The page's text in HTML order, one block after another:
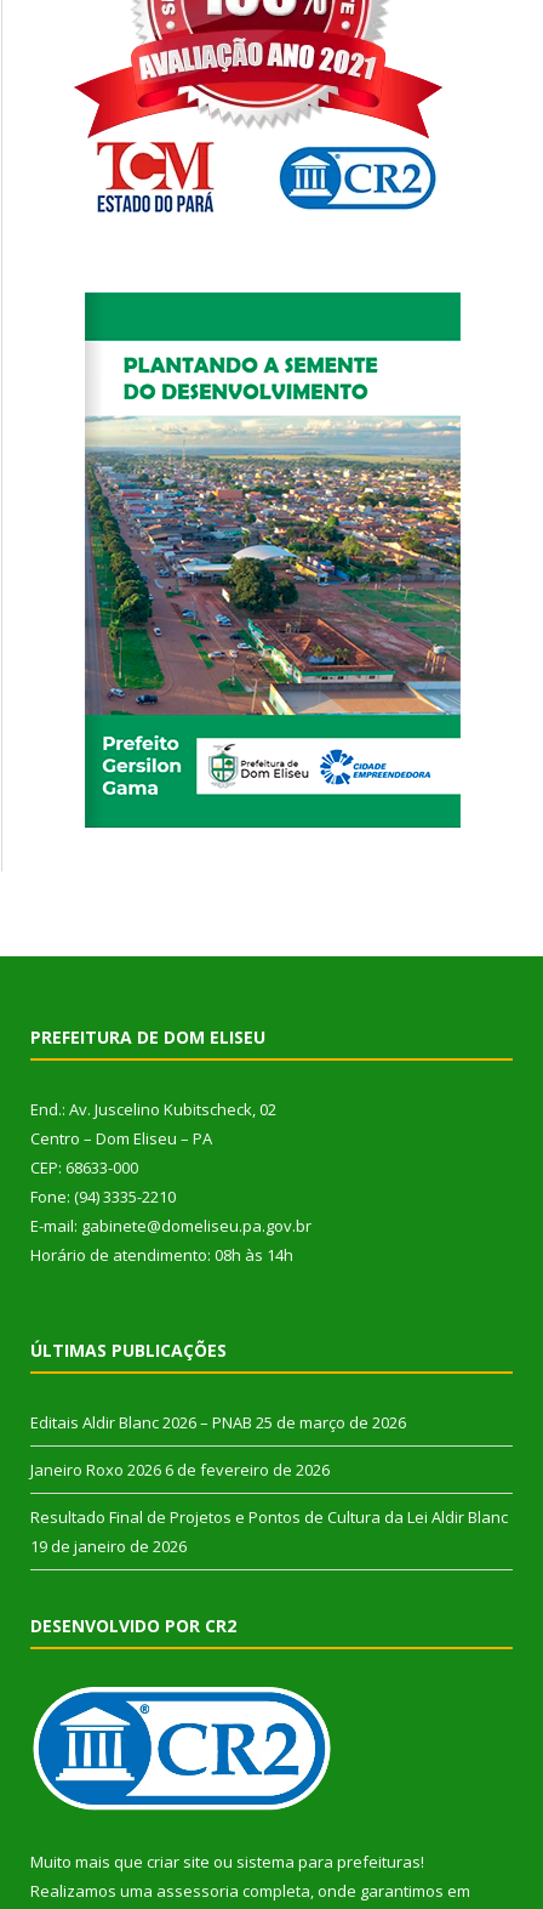
PREFEITURA DE DOM ELISEU
End.: Av. Juscelino Kubitscheck, 02
Centro – Dom Eliseu – PA
CEP: 68633-000
Fone: (94) 3335-2210
E-mail: gabinete@domeliseu.pa.gov.br
Horário de atendimento: 08h às 14h
ÚLTIMAS PUBLICAÇÕES
Editais Aldir Blanc 2026 – PNAB 25 de março de 2026
Janeiro Roxo 2026 6 de fevereiro de 2026
Resultado Final de Projetos e Pontos de Cultura da Lei Aldir Blanc
19 de janeiro de 2026
DESENVOLVIDO POR CR2
Muito mais que criar site ou sistema para prefeituras!
Realizamos uma assessoria completa, onde garantimos em